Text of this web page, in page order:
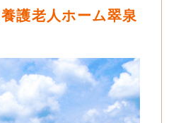
護老人ホーム翠泉